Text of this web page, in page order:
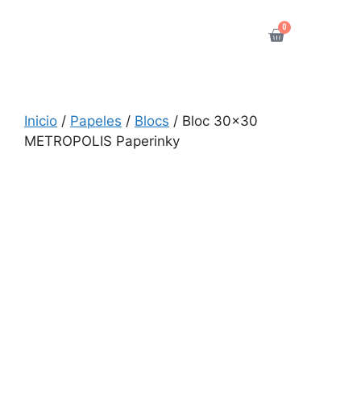
0
Inicio / Papeles / Blocs / Bloc 30×30
METROPOLIS Paperinky